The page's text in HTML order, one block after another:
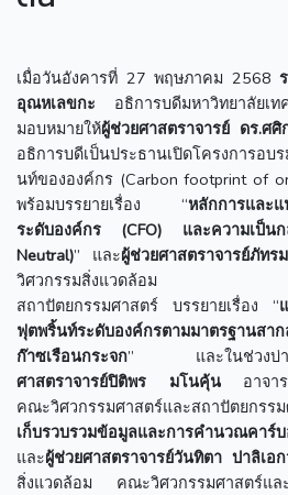
เมื่อวันอังคารที่ 27 พฤษภาคม 2568
อุณหเลขกะ อธิการบดีมหาวิทยาลัยเ
มอบหมายให้ผู้ช่วยศาสตราจารย์ ดร.ศ
อธิการบดีเป็นประธานเปิดโครงการอบ
นท์ขององค์กร (Carbon footprint of
พร้อมบรรยายเรื่อง “หลักการและ
ระดับองค์กร (CFO) และความเป็น
Neutral)” และผู้ช่วยศาสตราจารย์ภัทร
วิศวกรรมสิ่งแวดล้อม คณะ
สถาปัตยกรรมศาสตร์ บรรยายเรื่อง “
ฟุตพริ้นท์ระดับองค์กรตามมาตรฐานสา
ก๊าซเรือนกระจก” และในช่วงบ่ายเ
ศาสตราจารย์ปิติพร มโนคุ้นอาจารย์
คณะวิศวกรรมศาสตร์และสถาปัตยกรร
เก็บรวบรวมข้อมูลและการคำนวณคาร์
และผู้ช่วยศาสตราจารย์วันทิตา ปาลิเอ
สิ่งแวดล้อม คณะวิศวกรรมศาสตร์แ